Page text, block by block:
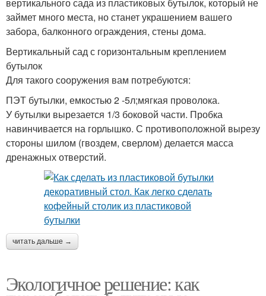
вертикального сада из пластиковых бутылок, который не
займет много места, но станет украшением вашего
забора, балконного ограждения, стены дома.
Вертикальный сад с горизонтальным креплением
бутылок
Для такого сооружения вам потребуются:
ПЭТ бутылки, емкостью 2 -5л;мягкая проволока.
У бутылки вырезается 1/3 боковой части. Пробка
навинчивается на горлышко. С противоположной вырезу
стороны шилом (гвоздем, сверлом) делается масса
дренажных отверстий.
читать дальше →
Экологичное решение: как